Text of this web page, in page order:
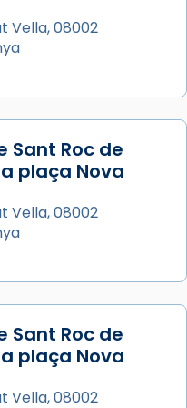
propis. Festa
ves per les
juntament amb el
dels que
Jesús.
fou el primer
Jerusalem per
44).
Vella, 08002
Sant Roc de
plaça Nova
Vella, 08002
Sant Roc de
plaça Nova
Vella, 08002